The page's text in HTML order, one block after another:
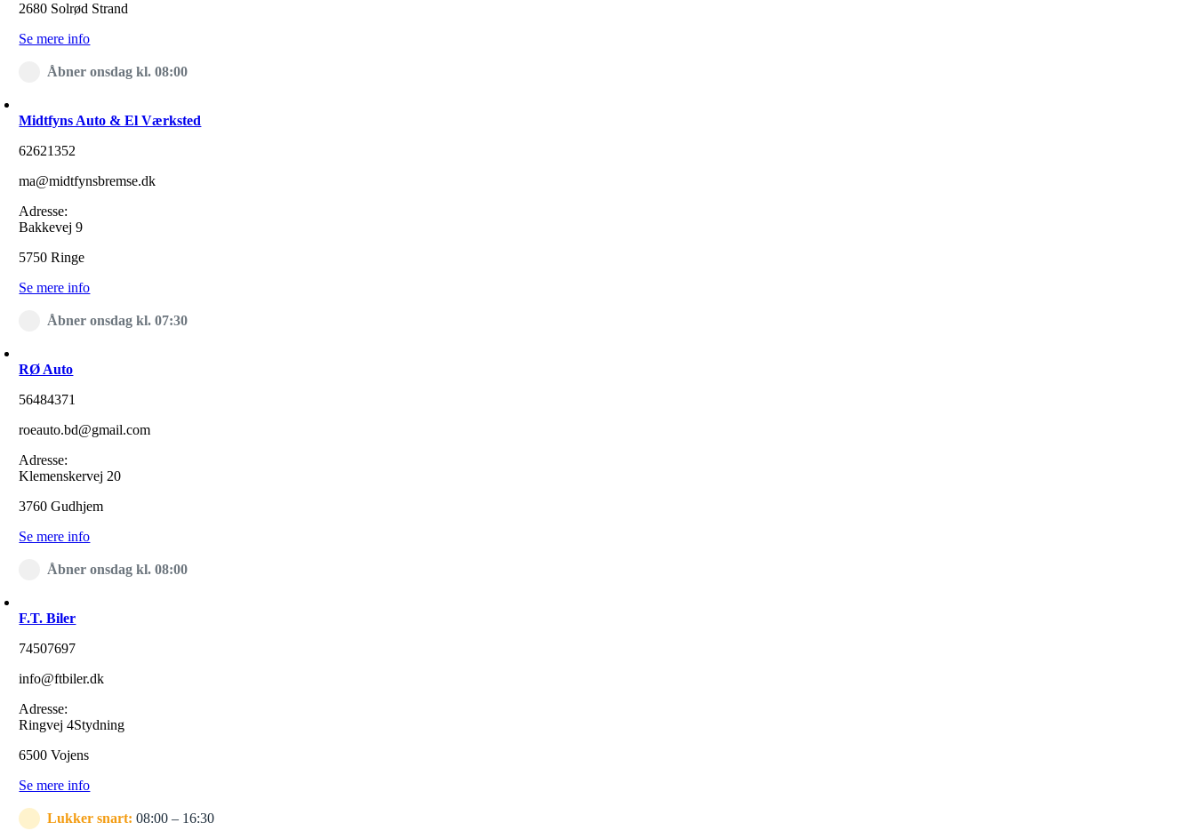
2680 Solrød Strand
Se mere info
Åbner onsdag kl. 08:00
Midtfyns Auto & El Værksted
62621352
ma@midtfynsbremse.dk
Adresse:
Bakkevej 9
5750 Ringe
Se mere info
Åbner onsdag kl. 07:30
RØ Auto
56484371
roeauto.bd@gmail.com
Adresse:
Klemenskervej 20
3760 Gudhjem
Se mere info
Åbner onsdag kl. 08:00
F.T. Biler
74507697
info@ftbiler.dk
Adresse:
Ringvej 4Stydning
6500 Vojens
Se mere info
Lukker snart: 08:00 – 16:30